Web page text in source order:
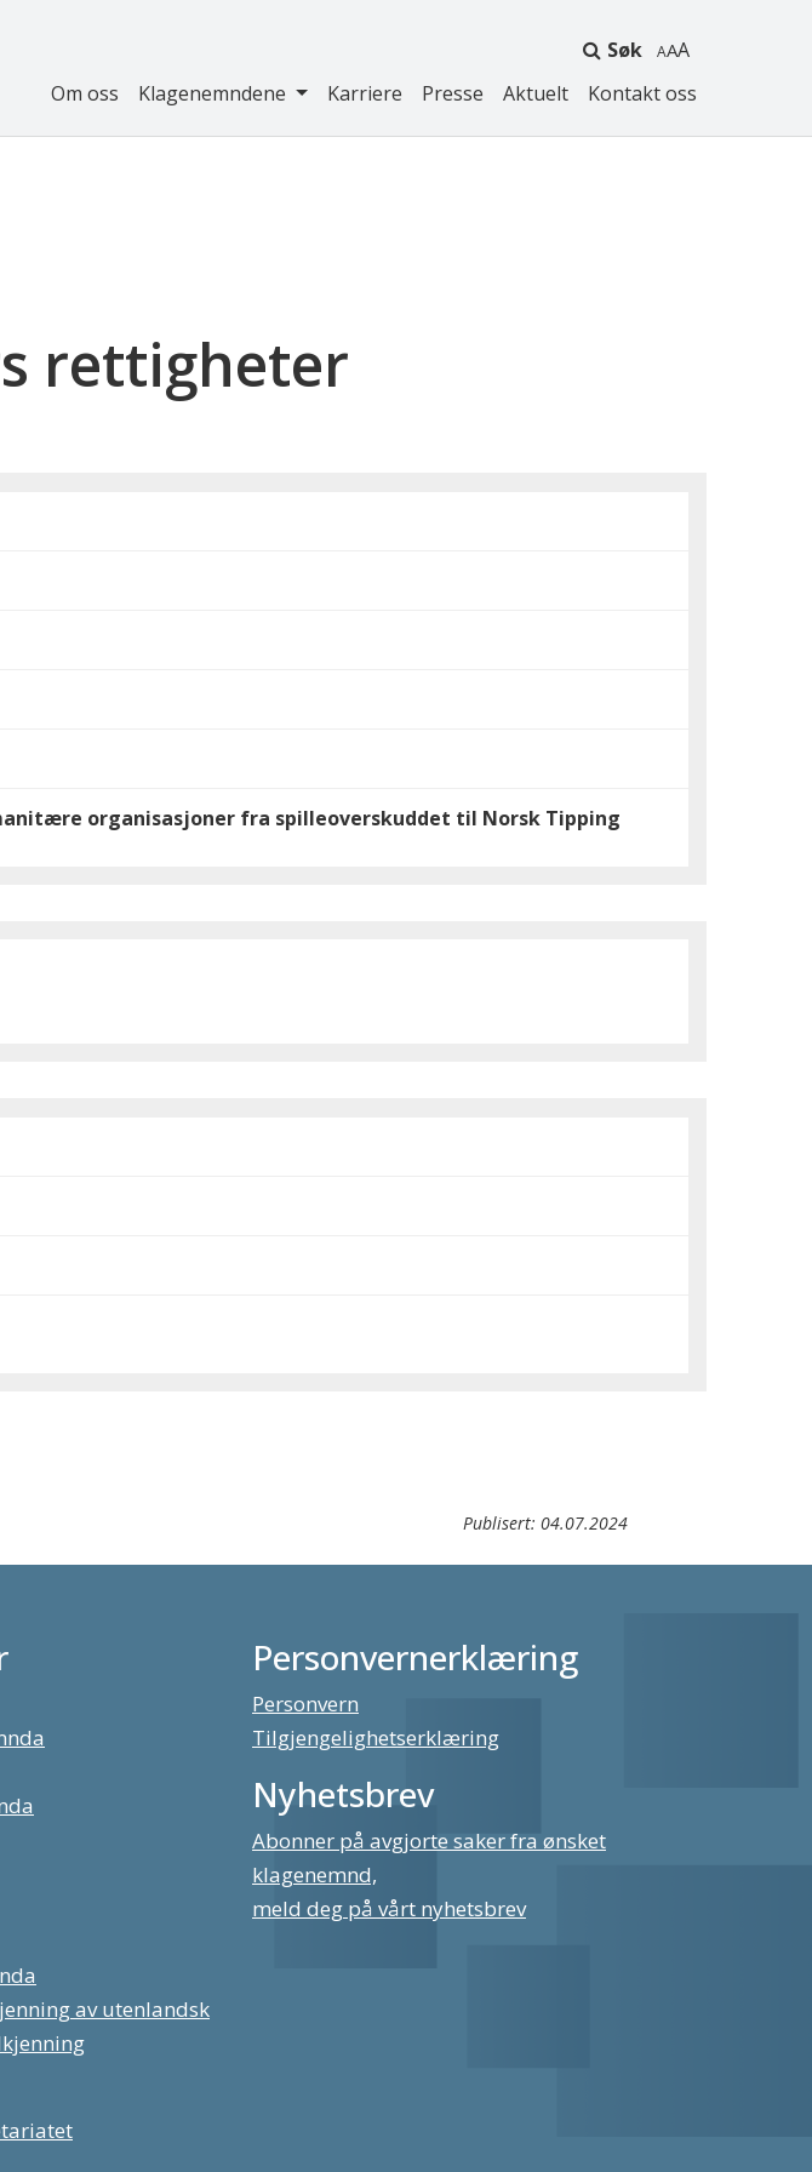
Søk A
Om oss Klagenemndene Karriere Presse Aktuelt Kontakt oss
rettigheter
organisasjoner fra spilleoverskuddet til Norsk Tipping
Publisert: 04.07.2024
av utenlandsk
Personvernerklæring
Personvern
Tilgjengelighetserklæring
Nyhetsbrev
Abonner på avgjorte saker fra ønsket
klagenemnd,
meld deg på vårt nyhetsbrev